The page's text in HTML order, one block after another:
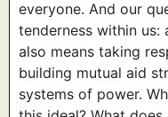
everyone. And our
tenderness within
also means taking
building mutual aid
systems of power.